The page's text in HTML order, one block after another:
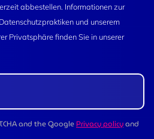
abbestellen. Informationen zur
und unserem
Privatsphäre finden Sie in unserer
and the GooglePrivacy policyand